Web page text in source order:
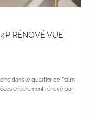
RÉNOVÉ VUE
dans le quartier de Palm
entièrement rénové par